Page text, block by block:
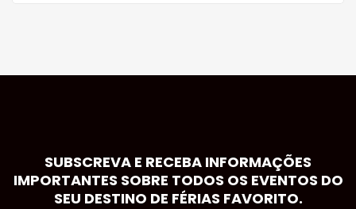
SUBSCREVA E RECEBA INFORMAÇÕES
IMPORTANTES SOBRE TODOS OS EVENTOS DO
SEU DESTINO DE FÉRIAS FAVORITO.